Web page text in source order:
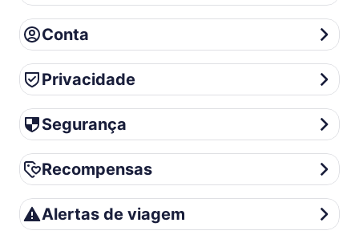
Conta
Conta
Privacidade
Privacidade
Segurança
Segurança
Recompensas
Recompensas
Alertas de viagem
Alertas de viagem